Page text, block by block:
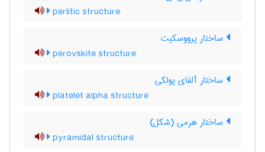
perlitic structure
ساختار پرووسکیت
perovskite structure
ساختار آلفای پولکی
platelet alpha structure
ساختار هرمی (شکل)
pyramidal structure